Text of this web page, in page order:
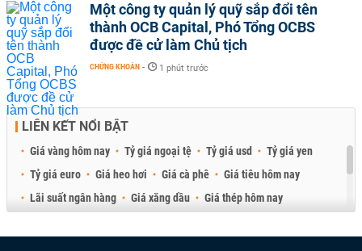
Một công ty quản lý quỹ sắp đổi tên
thành OCB Capital, Phó Tổng OCBS
được đề cử làm Chủ tịch
CHỨNG KHOÁN - 1 phút trước
LIÊN KẾT NỔI BẬT
Giá vàng hôm nay Tỷ giá ngoại tệ Tỷ giá usd
Tỷ giá yen
Tỷ giá euro
Giá heo hơi Giá cà phê
Giá tiêu hôm nay
Lãi suất ngân hàng
Giá xăng dầu
Giá thép hôm nay